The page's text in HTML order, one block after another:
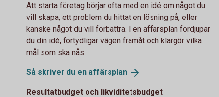
Att starta företag börjar ofta med en idé om något du
vill skapa, ett problem du hittat en lösning på, eller
kanske något du vill förbättra. I en affärsplan fördjupar
du din idé, förtydligar vägen framåt och klargör vilka
mål som ska nås.
Så skriver du en affärsplan
Resultatbudget och likviditetsbudget